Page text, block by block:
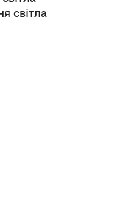
світла